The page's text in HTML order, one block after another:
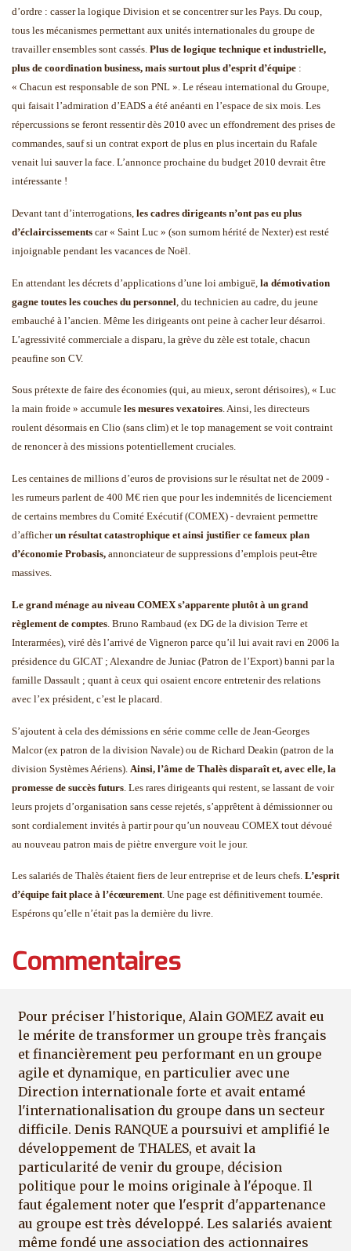
d’ordre : casser la logique Division et se concentrer sur les Pays. Du coup,
tous les mécanismes permettant aux unités internationales du groupe de
travailler ensembles sont cassés. Plus de logique technique et industrielle,
plus de coordination business, mais surtout plus d’esprit d’équipe :
« Chacun est responsable de son PNL ». Le réseau international du Groupe,
qui faisait l’admiration d’EADS a été anéanti en l’espace de six mois. Les
répercussions se feront ressentir dès 2010 avec un effondrement des prises de
commandes, sauf si un contrat export de plus en plus incertain du Rafale
venait lui sauver la face. L’annonce prochaine du budget 2010 devrait être
intéressante !
Devant tant d’interrogations, les cadres dirigeants n’ont pas eu plus
d’éclaircissements car « Saint Luc » (son surnom hérité de Nexter) est resté
injoignable pendant les vacances de Noël.
En attendant les décrets d’applications d’une loi ambiguë, la démotivation
gagne toutes les couches du personnel, du technicien au cadre, du jeune
embauché à l’ancien. Même les dirigeants ont peine à cacher leur désarroi.
L’agressivité commerciale a disparu, la grève du zèle est totale, chacun
peaufine son CV.
Sous prétexte de faire des économies (qui, au mieux, seront dérisoires), « Luc
la main froide » accumule les mesures vexatoires. Ainsi, les directeurs
roulent désormais en Clio (sans clim) et le top management se voit contraint
de renoncer à des missions potentiellement cruciales.
Les centaines de millions d’euros de provisions sur le résultat net de 2009 -
les rumeurs parlent de 400 M€ rien que pour les indemnités de licenciement
de certains membres du Comité Exécutif (COMEX) - devraient permettre
d’afficherun résultat catastrophique et ainsi justifier ce fameux plan
d’économie Probasis, annonciateur de suppressions d’emplois peut-être
massives.
Le grand ménage au niveau COMEX s’apparente plutôt à un grand
règlement de comptes. Bruno Rambaud (ex DG de la division Terre et
Interarmées), viré dès l’arrivé de Vigneron parce qu’il lui avait ravi en 2006 la
présidence du GICAT ; Alexandre de Juniac (Patron de l’Export) banni par la
famille Dassault ; quant à ceux qui osaient encore entretenir des relations
avec l’ex président, c’est le placard.
S’ajoutent à cela des démissions en série comme celle de Jean-Georges
Malcor (ex patron de la division Navale) ou de Richard Deakin (patron de la
division Systèmes Aériens). Ainsi, l’âme de Thalès disparaît et, avec elle, la
promesse de succès futurs. Les rares dirigeants qui restent, se lassant de voir
leurs projets d’organisation sans cesse rejetés, s’apprêtent à démissionner ou
sont cordialement invités à partir pour qu’un nouveau COMEX tout dévoué
au nouveau patron mais de piètre envergure voit le jour.
Les salariés de Thalès étaient fiers de leur entreprise et de leurs chefs. L’esprit
d’équipe fait place à l’écœurement. Une page est définitivement tournée.
Espérons qu’elle n’était pas la dernière du livre.
Commentaires
Pour préciser l'historique, Alain GOMEZ avait eu
le mérite de transformer un groupe très français
et financièrement peu performant en un groupe
agile et dynamique, en particulier avec une
Direction internationale forte et avait entamé
l'internationalisation du groupe dans un secteur
difficile. Denis RANQUE a poursuivi et amplifié le
développement de THALES, et avait la
particularité de venir du groupe, décision
politique pour le moins originale à l'époque. Il
faut également noter que l'esprit d'appartenance
au groupe est très développé. Les salariés avaient
même fondé une association des actionnaires